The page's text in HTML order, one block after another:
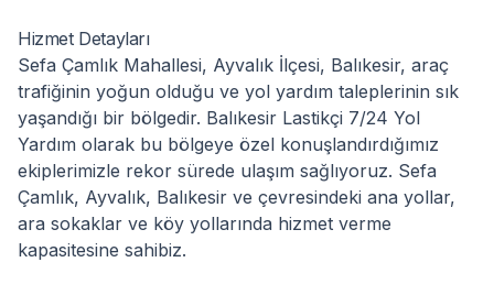
Hizmet Detayları
Sefa Çamlık Mahallesi, Ayvalık İlçesi, Balıkesir, araç
trafiğinin yoğun olduğu ve yol yardım taleplerinin sık
yaşandığı bir bölgedir. Balıkesir Lastikçi 7/24 Yol
Yardım olarak bu bölgeye özel konuşlandırdığımız
ekiplerimizle rekor sürede ulaşım sağlıyoruz. Sefa
Çamlık, Ayvalık, Balıkesir ve çevresindeki ana yollar,
ara sokaklar ve köy yollarında hizmet verme
kapasitesine sahibiz.